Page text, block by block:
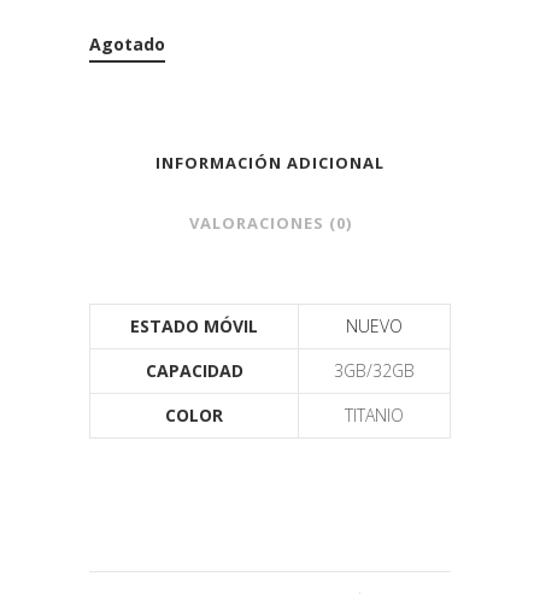
Agotado
INFORMACIÓN ADICIONAL
VALORACIONES (0)
ESTADO MÓVIL
NUEVO
CAPACIDAD
3GB/32GB
COLOR
TITANIO